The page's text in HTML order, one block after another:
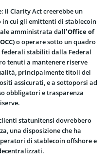
il Clarity Act creerebbe un
cui gli emittenti di stablecoin
amministrata dall’Office of
o operare sotto un quadro
stabiliti dalla Federal
tenuti a mantenere riserve
principalmente titoli del
assicurati, e a sottoporsi ad
obbligatori e trasparenza
statunitensi dovrebbero
una disposizione che ha
di stablecoin offshore e